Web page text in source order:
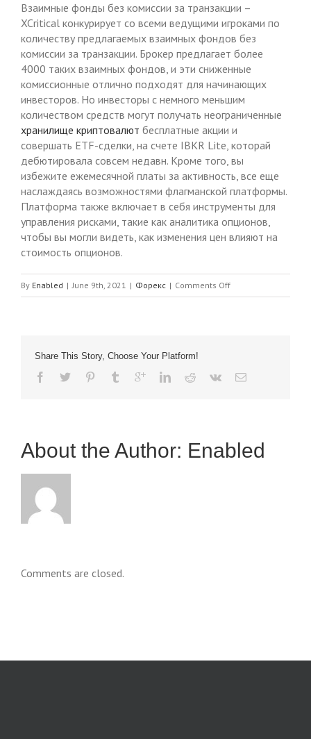
Взаимные фонды без комиссии за транзакции –
XCritical конкурирует со всеми ведущими игроками по
количеству предлагаемых взаимных фондов без
комиссии за транзакции. Брокер предлагает более
4000 таких взаимных фондов, и эти сниженные
комиссионные отлично подходят для начинающих
инвесторов. Но инвесторы с немного меньшим
количеством средств могут получать неограниченные
хранилище криптовалют бесплатные акции и
совершать ETF-сделки, на счете IBKR Lite, которай
дебютировала совсем недавн. Кроме того, вы
избежите ежемесячной платы за активность, все еще
наслаждаясь возможностями флагманской платформы.
Платформа также включает в себя инструменты для
управления рисками, такие как аналитика опционов,
чтобы вы могли видеть, как изменения цен влияют на
стоимость опционов.
By Enabled | June 9th, 2021 | Форекс | Comments Offon
XCritical
Share This Story, Choose Your Platform!
About the Author: Enabled
Comments are closed.